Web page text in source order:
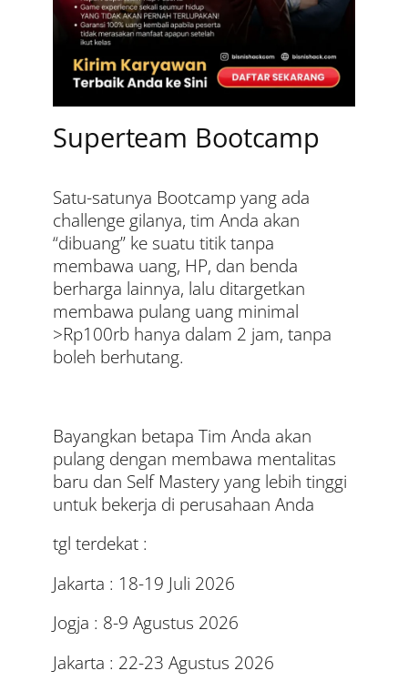
Superteam Bootcamp
Satu-satunya Bootcamp yang ada
challenge gilanya, tim Anda akan
“dibuang” ke suatu titik tanpa
membawa uang, HP, dan benda
berharga lainnya, lalu ditargetkan
membawa pulang uang minimal
>Rp100rb hanya dalam 2 jam, tanpa
boleh berhutang.
Bayangkan betapa Tim Anda akan
pulang dengan membawa mentalitas
baru dan Self Mastery yang lebih tinggi
untuk bekerja di perusahaan Anda
tgl terdekat :
Jakarta : 18-19 Juli 2026
Jogja : 8-9 Agustus 2026
Jakarta : 22-23 Agustus 2026